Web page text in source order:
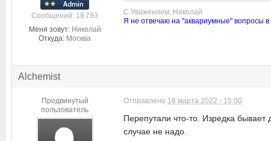
Cообщений: 18 793
Меня зовут: Николай
Откуда: Москва
С Уважением, Николай.
Я не отвечаю на "аквариумные" вопросы
Alchemist
Продвинутый
пользователь
Отправлено 16 марта 2022 - 15:00
Перепутали что-то. Изредка
случае не надо.